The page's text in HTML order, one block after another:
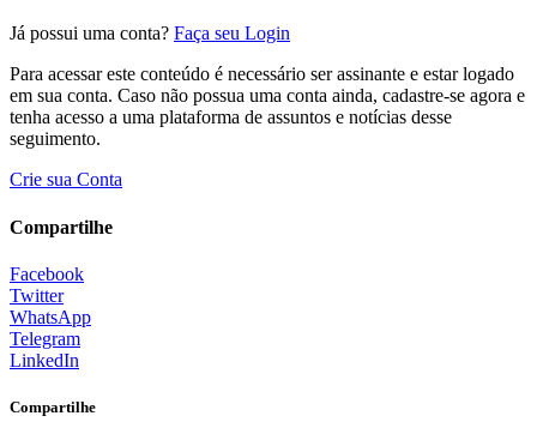
Já possui uma conta? Faça seu Login
Para acessar este conteúdo é necessário ser assinante e estar logado
em sua conta. Caso não possua uma conta ainda, cadastre-se agora e
tenha acesso a uma plataforma de assuntos e notícias desse
seguimento.
Crie sua Conta
Compartilhe
Facebook
Twitter
WhatsApp
Telegram
LinkedIn
Compartilhe